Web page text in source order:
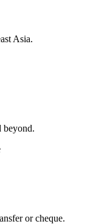
Asia.
beyond.
or cheque.